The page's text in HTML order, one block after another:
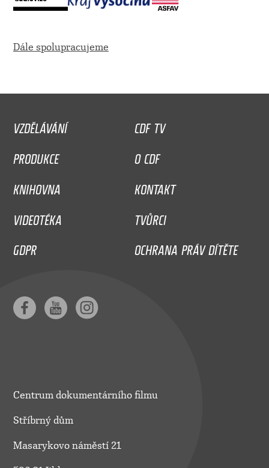
Dále spolupracujeme
VZDĚLÁVÁNÍ
CDF TV
PRODUKCE
O CDF
KNIHOVNA
KONTAKT
VIDEOTÉKA
TVŮRCI
GDPR
OCHRANA PRÁV DÍTĚTE
Centrum dokumentárního filmu
Stříbrný dům
Masarykovo náměstí 21